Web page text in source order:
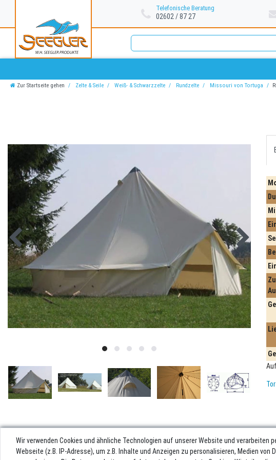
Telefonische Beratung
02602 / 87 27
Zur Startseite gehen Zelte & Seile Weiß- & Schwarzzelte Rundzelte Missouri von Tortuga
Wir verwenden Cookies und ähnliche Technologien auf unserer Website und verarbeiten
Webseite (z.B. IP-Adresse), um z.B. Inhalte und Anzeigen zu personalisieren, Medien